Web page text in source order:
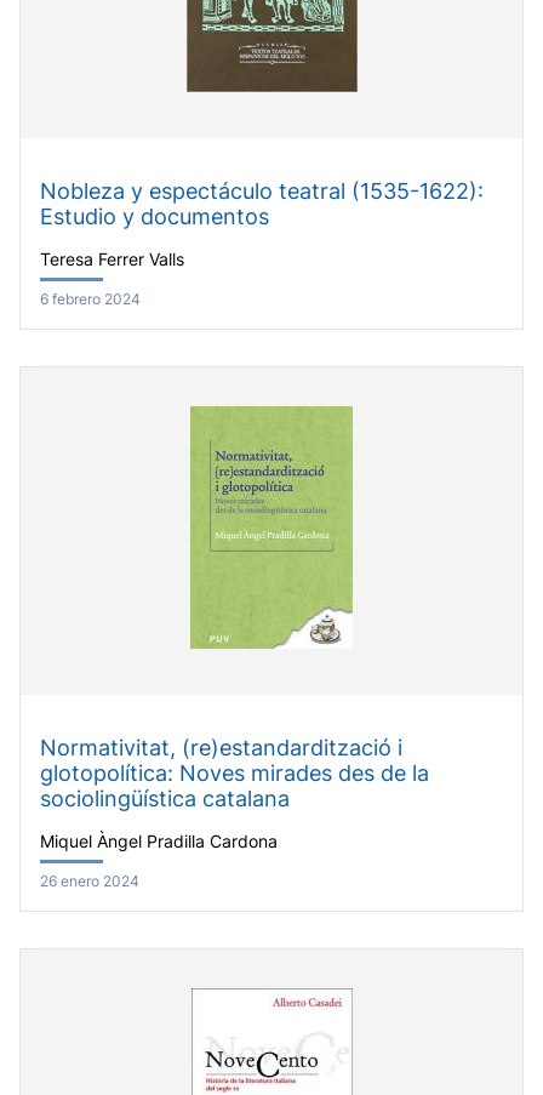
Nobleza y espectáculo teatral (1535-1622):
Estudio y documentos
Teresa Ferrer Valls
6 febrero 2024
Normativitat, (re)estandardització i
glotopolítica: Noves mirades des de la
sociolingüística catalana
Miquel Àngel Pradilla Cardona
26 enero 2024